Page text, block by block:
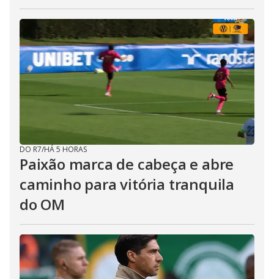
DO R7/HÁ 5 HORAS
Paixão marca de cabeça e abre
caminho para vitória tranquila
do OM